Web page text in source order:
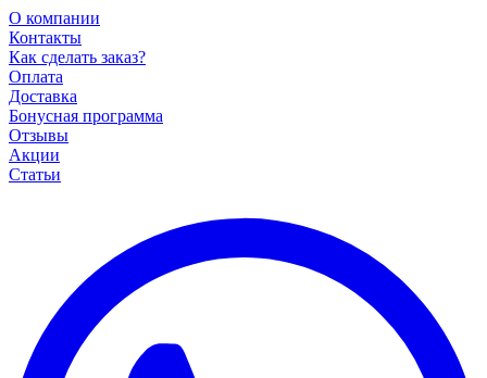
О компании
Контакты
Как сделать заказ?
Оплата
Доставка
Бонусная программа
Отзывы
Акции
Статьи